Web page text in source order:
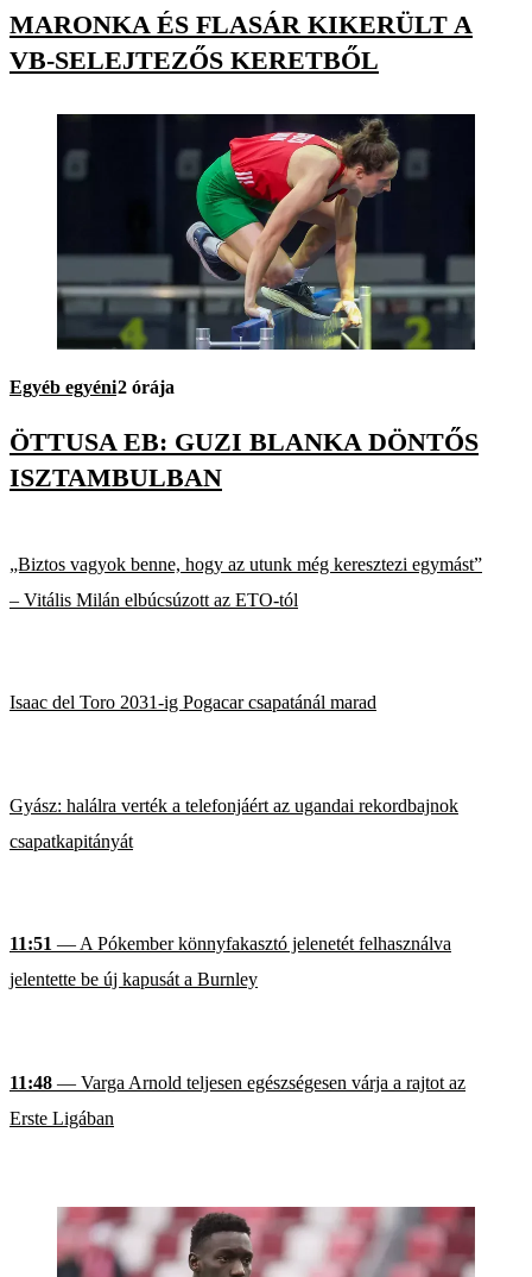
MARONKA ÉS FLASÁR KIKERÜLT A
VB-SELEJTEZŐS KERETBŐL
Egyéb egyéni2 órája
ÖTTUSA EB: GUZI BLANKA DÖNTŐS
ISZTAMBULBAN
„Biztos vagyok benne, hogy az utunk még keresztezi egymást”
– Vitális Milán elbúcsúzott az ETO-tól
Isaac del Toro 2031-ig Pogacar csapatánál marad
Gyász: halálra verték a telefonjáért az ugandai rekordbajnok
csapatkapitányát
11:51 — A Pókember könnyfakasztó jelenetét felhasználva
jelentette be új kapusát a Burnley
11:48 — Varga Arnold teljesen egészségesen várja a rajtot az
Erste Ligában